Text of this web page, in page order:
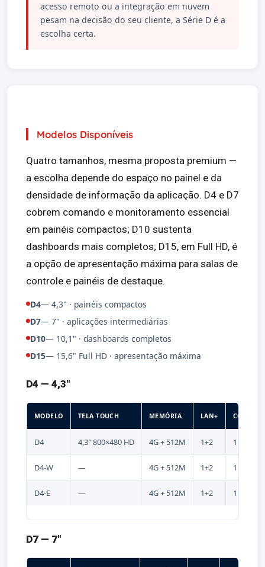
acesso remoto ou a integração em nuvem
pesam na decisão do seu cliente, a Série D é a
escolha certa.
Modelos Disponíveis
Quatro tamanhos, mesma proposta premium —
a escolha depende do espaço no painel e da
densidade de informação da aplicação. D4 e D7
cobrem comando e monitoramento essencial
em painéis compactos; D10 sustenta
dashboards mais completos; D15, em Full HD, é
a opção de apresentação máxima para salas de
controle e painéis de destaque.
D4— 4,3" · painéis compactos
D7— 7" · aplicações intermediárias
D10— 10,1" · dashboards completos
D15— 15,6" Full HD · apresentação máxima
D4 — 4,3"
MODELO TELA TOUCH MEMÓRIA LAN+ COM
D4 4,3″ 800×480 HD 4G + 512M 1+2 1
D4-W — 4G + 512M 1+2 1
D4-E — 4G + 512M 1+2 1
D7 — 7"